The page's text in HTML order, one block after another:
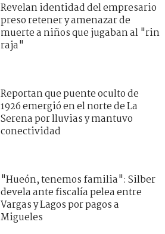
Revelan identidad del empresario
preso retener y amenazar de
muerte a niños que jugaban al "rin
raja"
Reportan que puente oculto de
1926 emergió en el norte de La
Serena por lluvias y mantuvo
conectividad
"Hueón, tenemos familia": Silber
devela ante fiscalía pelea entre
Vargas y Lagos por pagos a
Migueles